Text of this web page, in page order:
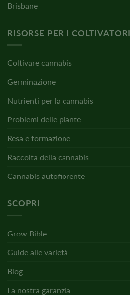
Brisbane
RISORSE PER I COLTIVATORI
Coltivare cannabis
Germinazione
Nutrienti per la cannabis
Problemi delle piante
Resa e formazione
Raccolta della cannabis
Cannabis autofiorente
SCOPRI
Grow Bible
Guide alle varietà
Blog
La nostra garanzia